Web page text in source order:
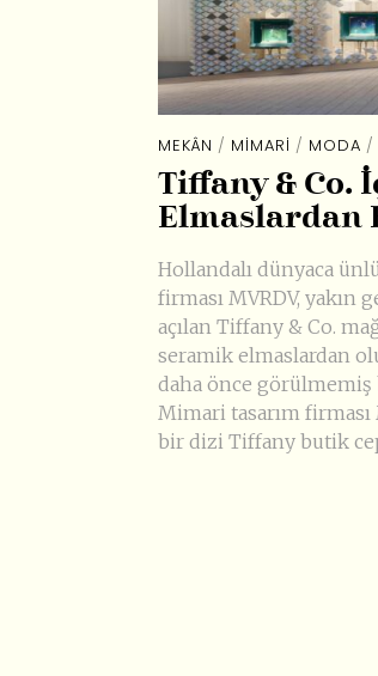
MEKÂN / MIMARI / MODA /
Tiffany & Co.
Elmaslardan
Hollandalı dünyaca
firması MVRDV, yakın
açılan Tiffany & Co.
seramik elmaslardan
daha önce görülmemiş
Mimari tasarım firması
bir dizi Tiffany butik